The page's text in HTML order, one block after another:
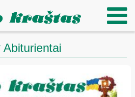
Abiturientai